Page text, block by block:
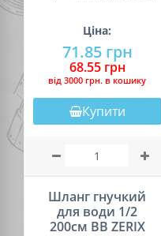
Ціна:
71.85 грн
68.55 грн
вiд 3000 грн. в кошику
Купити
Шланг гнучкий
для води 1/2
200см ВВ ZERIX